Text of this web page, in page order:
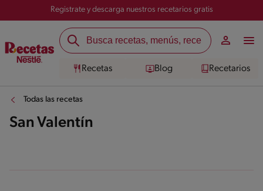
Registrate y descarga nuestros recetarios gratis
Recetas Blog Recetarios
Todas las recetas
San Valentín